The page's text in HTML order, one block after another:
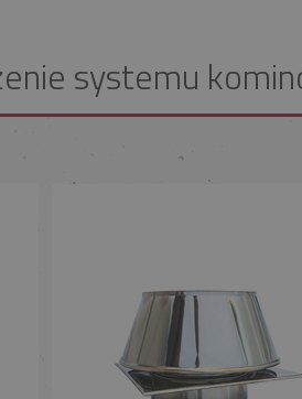
systemu